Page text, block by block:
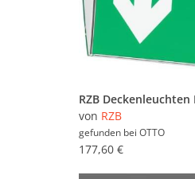
von RZB
gefunden bei OTTO
177,60 €